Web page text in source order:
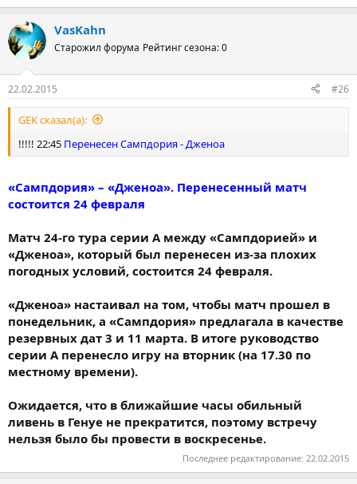
VasKahn
Старожил форума Рейтинг сезона: 0
22.02.2015 #26
GEK сказал(а):
!!!!! 22:45 Перенесен Сампдория - Дженоа
«Сампдория» – «Дженоа». Перенесенный матч
состоится 24 февраля
Матч 24-го тура серии А между «Сампдорией» и
«Дженоа», который был перенесен из-за плохих
погодных условий, состоится 24 февраля.
«Дженоа» настаивал на том, чтобы матч прошел в
понедельник, а «Сампдория» предлагала в качестве
резервных дат 3 и 11 марта. В итоге руководство
серии А перенесло игру на вторник (на 17.30 по
местному времени).
Ожидается, что в ближайшие часы обильный
ливень в Генуе не прекратится, поэтому встречу
нельзя было бы провести в воскресенье.
Последнее редактирование: 22.02.2015